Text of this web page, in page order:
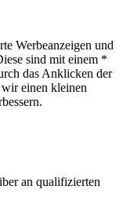
Werbeanzeigen und
sind mit einem *
das Anklicken der
einen kleinen
an qualifizierten